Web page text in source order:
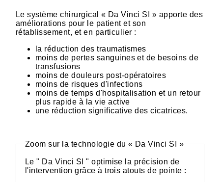
Le système chirurgical « Da Vinci SI » apporte des
améliorations pour le patient et son
rétablissement, et en particulier :
la réduction des traumatismes
moins de pertes sanguines et de besoins de
transfusions
moins de douleurs post-opératoires
moins de risques d'infections
moins de temps d'hospitalisation et un retour
plus rapide à la vie active
une réduction significative des cicatrices.
Zoom sur la technologie du « Da Vinci SI »
Le " Da Vinci SI " optimise la précision de
l'intervention grâce à trois atouts de pointe :